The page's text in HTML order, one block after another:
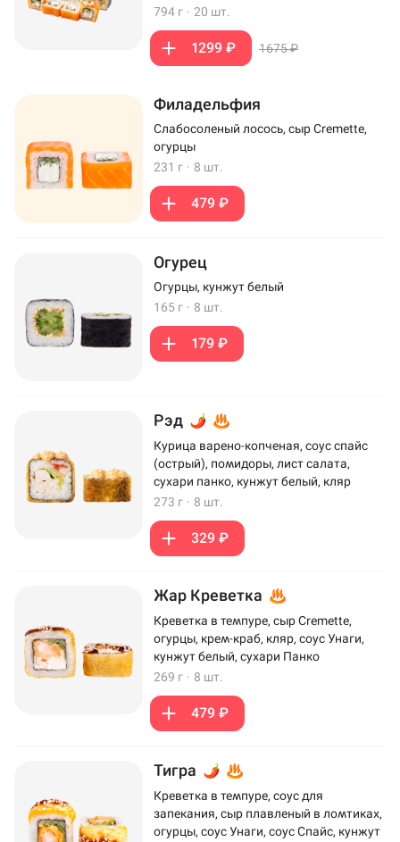
794 г · 20 шт.
1299 ₽ 1675 ₽
Филадельфия
Слабосоленый лосось, сыр Cremette,
огурцы
231 г · 8 шт.
479 ₽
Огурец
Огурцы, кунжут белый
165 г · 8 шт.
179 ₽
Рэд
Курица варено-копченая, соус спайс
(острый), помидоры, лист салата,
сухари панко, кунжут белый, кляр
273 г · 8 шт.
329 ₽
Жар Креветка
Креветка в темпуре, сыр Cremette,
огурцы, крем-краб, кляр, соус Унаги,
кунжут белый, сухари Панко
269 г · 8 шт.
479 ₽
Тигра
Креветка в темпуре, соус для
запекания, сыр плавленый в ломтиках,
огурцы, соус Унаги, соус Спайс, кунжут